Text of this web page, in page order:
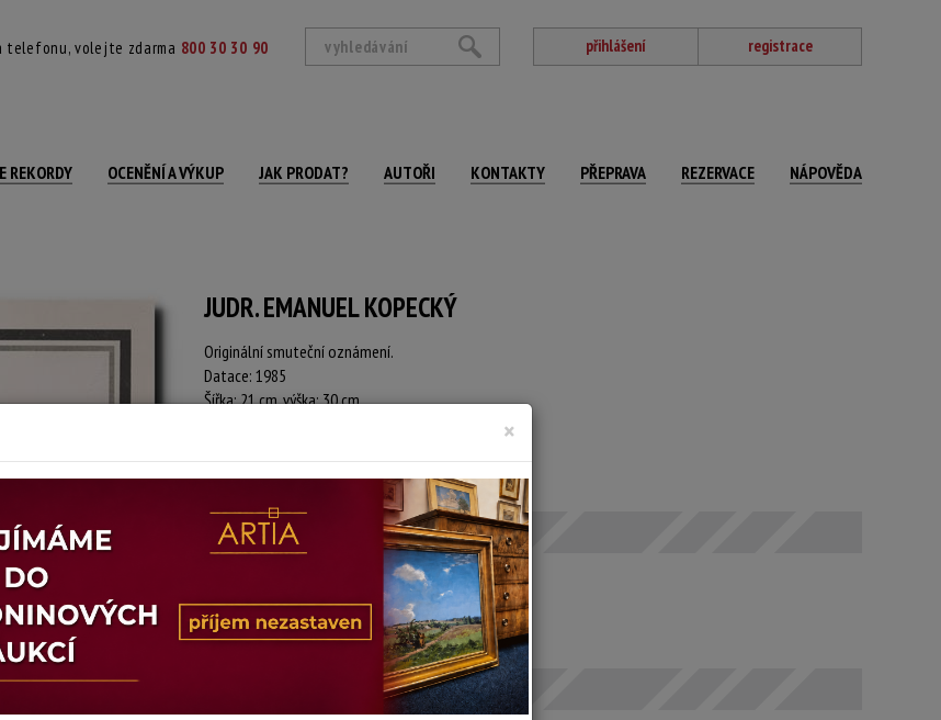
telefonu, volejte zdarma 800 30 30 90 přihlášení registrace
REKORDY OCENĚNÍ A VÝKUP JAK PRODAT? AUTOŘI KONTAKTY PŘEPRAVA REZERVACE NÁPOVĚDA
JUDR. EMANUEL KOPECKÝ
Originální smuteční oznámení.
Datace: 1985
Šířka: 21 cm, výška: 30 cm
Konec dražby:11.06.2026 20:33 SELČ
Dosažená cena:neprodáno
Vyvolávací cena: 200 Kč
×